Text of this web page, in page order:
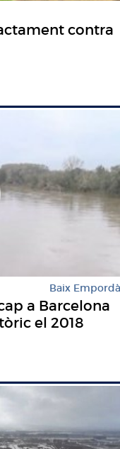
contra
Baix Empordà
a Barcelona
el 2018